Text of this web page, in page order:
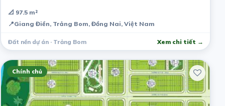
📐 97.5 m²
📍Giang Điền, Trảng Bom, Đồng Nai, Việt Nam
Đất nền dự án · Trảng Bom Xem chi tiết →
Chính chủ